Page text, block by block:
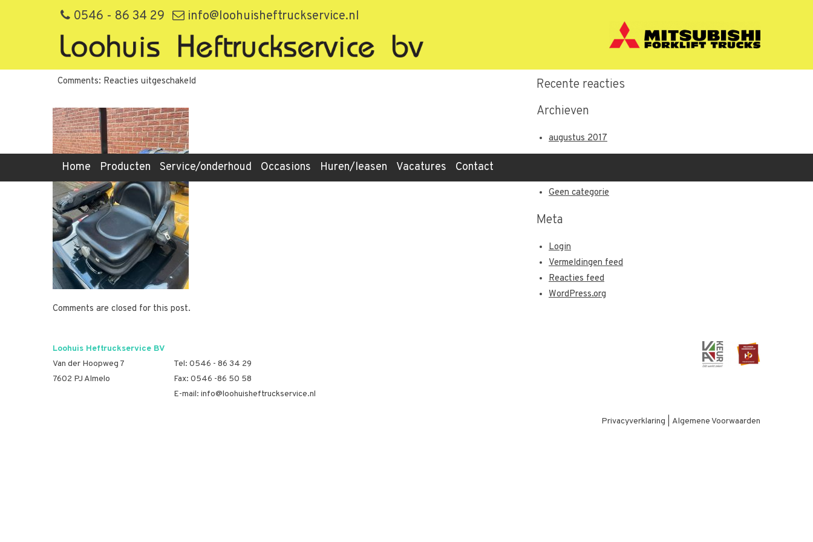
0546 - 86 34 29 info@loohuisheftruckservice.nl
Home Producten Service/onderhoud Occasions Huren/leasen Vacatures Contact
Cat GP25-502923 9
By loohuis,3rd februari 2023
Comments: Reacties uitgeschakeld
Comments are closed for this post.
Recente berichten
Recente reacties
Archieven
augustus 2017
Geen categorie
Meta
Login
Vermeldingen feed
Reacties feed
WordPress.org
Loohuis Heftruckservice BV
Van der Hoopweg 7
7602 PJ Almelo
Tel: 0546 - 86 34 29
Fax: 0546 -86 50 58
E-mail: info@loohuisheftruckservice.nl
Privacyverklaring Algemene Voorwaarden